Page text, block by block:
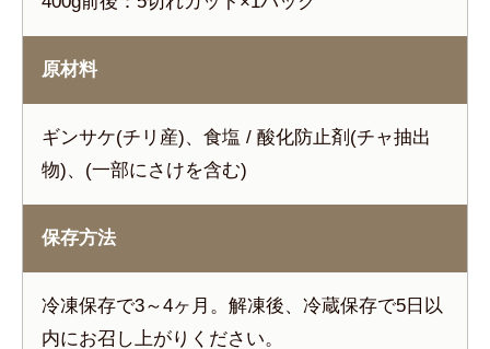
原材料
ギンサケ(チリ産)、食塩 / 酸化防止剤(チャ抽出
物)、(一部にさけを含む)
保存方法
冷凍保存で3～4ヶ月。解凍後、冷蔵保存で5日以
内にお召し上がりください。